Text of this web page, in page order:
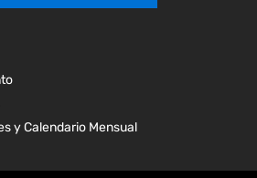
y Calendario Mensual